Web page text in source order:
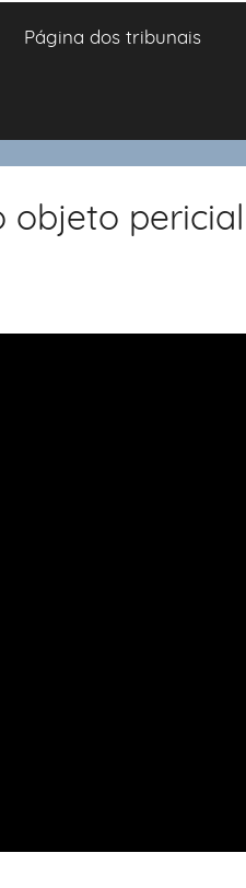
Página dos tribunais
objeto pericial